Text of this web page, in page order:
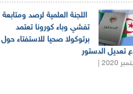
اللجنة العلمية لرصد ومتابعة
تفشي وباء كورونا تعتمد
برتوكولا صحيا للاستفتاء حول
تعديل الدستور